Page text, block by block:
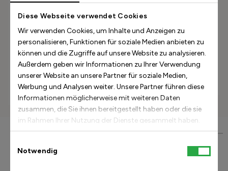
Diese Webseite verwendet Cookies
Wir verwenden Cookies, um Inhalte und Anzeigen zu
personalisieren, Funktionen für soziale Medien anbieten zu
können und die Zugriffe auf unsere Website zu analysieren.
Außerdem geben wir Informationen zu Ihrer Verwendung
unserer Website an unsere Partner für soziale Medien,
Werbung und Analysen weiter. Unsere Partner führen diese
Informationen möglicherweise mit weiteren Daten
zusammen, die Sie ihnen bereitgestellt haben oder die sie
im Rahmen Ihrer Nutzung der Dienste gesammelt haben.
Notwendig
Nils Oxford - Black Leather
330.00 USD 550.00 USD
40%
Nils Oxford - Brown Leather
550.00 USD